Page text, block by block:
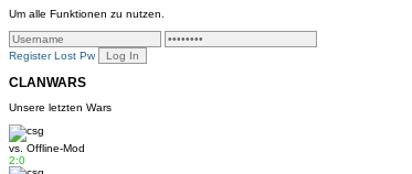
Um alle Funktionen zu nutzen.
Register Lost Pw
CLANWARS
Unsere letzten Wars
vs. Offline-Mod
2:0